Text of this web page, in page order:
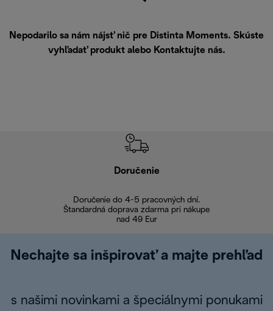
Nepodarilo sa nám nájsť nič pre Distinta Moments. Skúste
vyhľadať produkt alebo Kontaktujte nás.
Doručenie
Doručenie do 4-5 pracovných dní.
Štandardná doprava zdarma pri nákupe
nad 49 Eur
Nechajte sa inšpirovať a majte prehľad
s našimi novinkami a špeciálnymi ponukami